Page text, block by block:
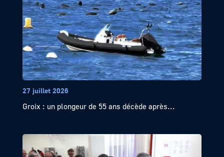
27 juillet 2026
Groix : un plongeur de 55 ans décède après...